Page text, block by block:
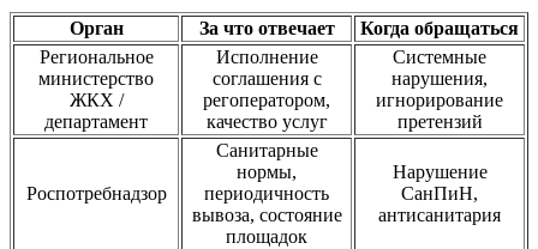
Орган За что отвечает
Когда обращаться
Региональное
министерство
ЖКХ /
департамент
Исполнение
соглашения с
регоператором,
качество услуг
Системные
нарушения,
игнорирование
претензий
Роспотребнадзор
Санитарные
нормы,
периодичность
вывоза, состояние
площадок
Нарушение
СанПиН,
антисанитария